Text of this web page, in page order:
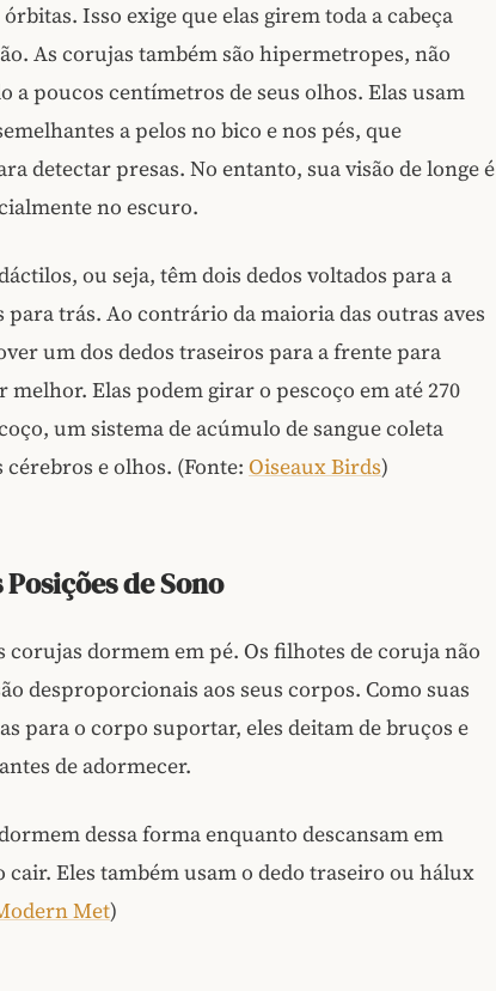
Isso exige que elas girem toda a cabeça
As corujas também são hipermetropes, não
a poucos centímetros de seus olhos. Elas usam
a pelos no bico e nos pés, que
detectar presas. No entanto, sua visão de longe é
no escuro.
ou seja, têm dois dedos voltados para a
para trás. Ao contrário da maioria das outras aves
um dos dedos traseiros para a frente para
Elas podem girar o pescoço em até 270
um sistema de acúmulo de sangue coleta
e olhos. (Fonte: Oiseaux Birds)
de Sono
corujas dormem em pé. Os filhotes de coruja não
desproporcionais aos seus corpos. Como suas
para o corpo suportar, eles deitam de bruços e
de adormecer.
dessa forma enquanto descansam em
cair. Eles também usam o dedo traseiro ou hálux
Met)